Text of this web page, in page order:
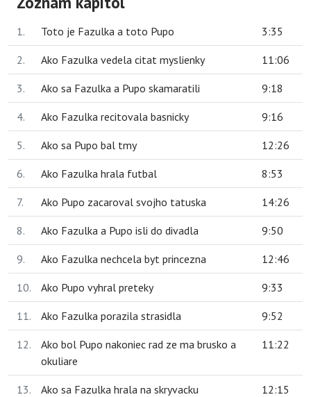
1. Toto je Fazulka a toto Pupo 3:35
2. Ako Fazulka vedela citat myslienky 11:06
3. Ako sa Fazulka a Pupo skamaratili 9:18
4. Ako Fazulka recitovala basnicky 9:16
5. Ako sa Pupo bal tmy 12:26
6. Ako Fazulka hrala futbal 8:53
7. Ako Pupo zacaroval svojho tatuska 14:26
8. Ako Fazulka a Pupo isli do divadla 9:50
9. Ako Fazulka nechcela byt princezna 12:46
10. Ako Pupo vyhral preteky 9:33
11. Ako Fazulka porazila strasidla 9:52
12.
Ako bol Pupo nakoniec rad ze ma brusko a
okuliare
11:22
13. Ako sa Fazulka hrala na skryvacku 12:15